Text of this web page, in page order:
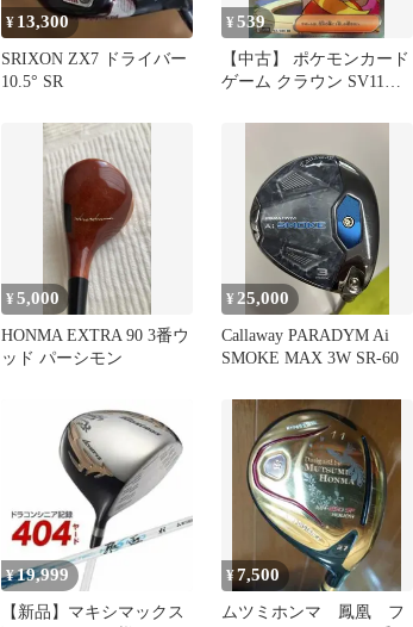
¥ 13,300
SRIXON ZX7 ドライバー
10.5° SR
¥539
【中古】 ポケモンカード
ゲーム クラウン SV11W
¥5,000
HONMA EXTRA 90 3番ウ
ッド パーシモン
¥ 25,000
Callaway PARADYM Ai
SMOKE MAX 3W SR-60
¥19,999
【新品】マキシマックス
¥7,500
ムツミホンマ 鳳凰 フ